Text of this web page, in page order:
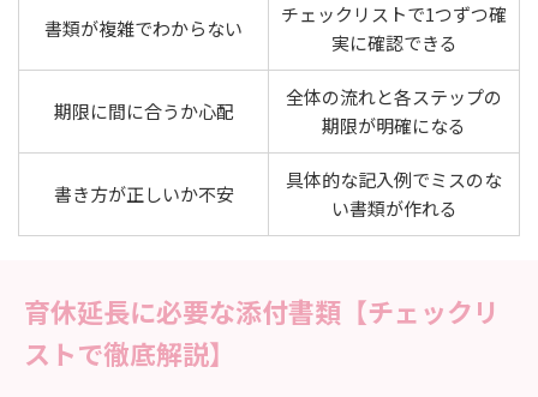
書類が複雑でわからない
チェックリストで1つずつ確
実に確認できる
期限に間に合うか心配
全体の流れと各ステップの
期限が明確になる
書き方が正しいか不安
具体的な記入例でミスのな
い書類が作れる
育休延長に必要な添付書類【チェックリ
ストで徹底解説】